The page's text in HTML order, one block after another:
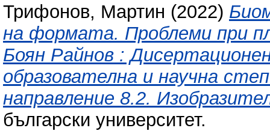
Трифонов, Мартин (2022)
на формата. Проблеми при
Боян Райнов :
образователна и научна
направление 8.2.
български университет.